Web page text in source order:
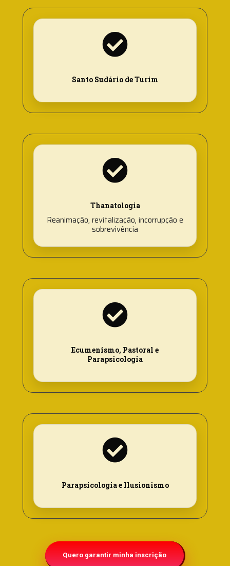
Santo Sudário de Turim
Thanatologia
Reanimação, revitalização, incorrupção e
sobrevivência
Ecumenismo, Pastoral e
Parapsicologia
Parapsicologia e Ilusionismo
Quero garantir minha inscrição